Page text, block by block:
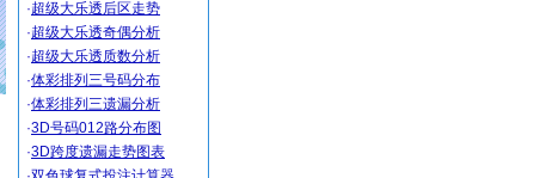
·超级大乐透后区走势
·超级大乐透奇偶分析
·超级大乐透质数分析
·体彩排列三号码分布
·体彩排列三遗漏分析
·3D号码012路分布图
·3D跨度遗漏走势图表